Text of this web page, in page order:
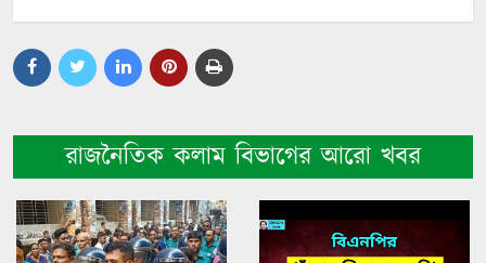
রাজনৈতিক কলাম বিভাগের আরো খবর